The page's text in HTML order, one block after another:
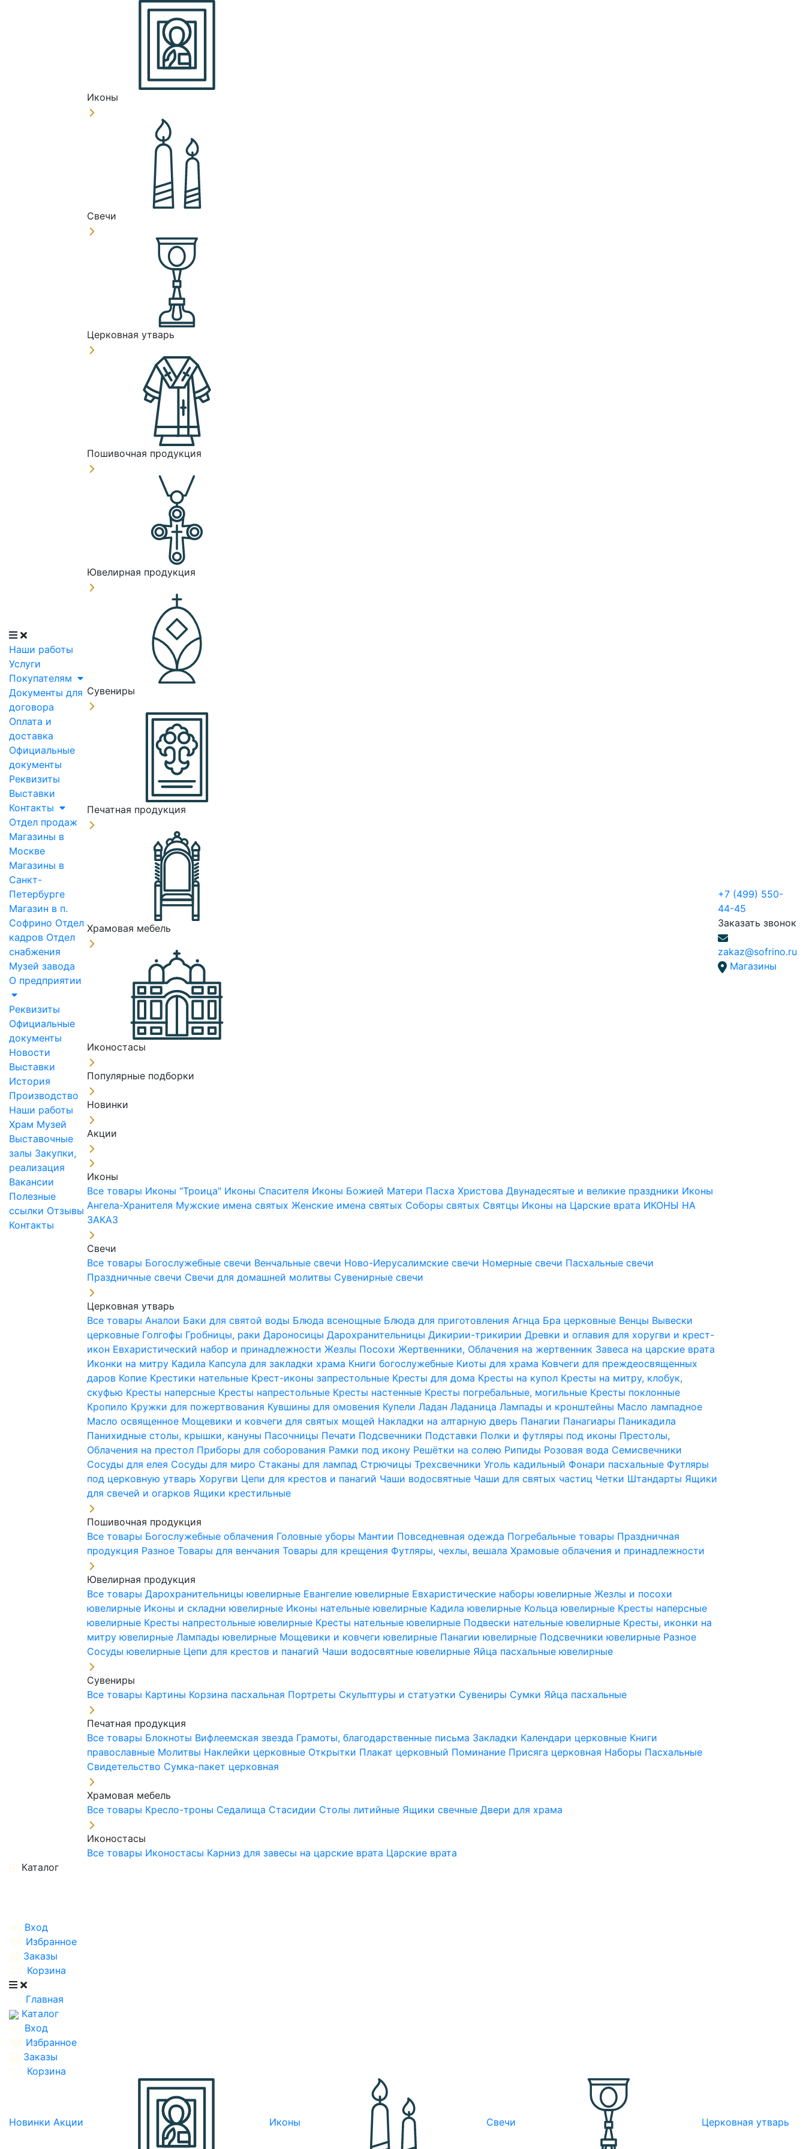
Наши работы
Услуги
Покупателям
Документы для
договора
Оплата и
доставка
Официальные
документы
Реквизиты
Выставки
Контакты
Отдел продаж
Магазины в
Москве
Магазины в
Санкт-
Петербурге
Магазин в п.
Софрино Отдел
кадров Отдел
снабжения
Музей завода
О предприятии
Реквизиты
Официальные
документы
Новости
Выставки
История
Производство
Наши работы
Храм Музей
Выставочные
залы Закупки,
реализация
Вакансии
Полезные
ссылки Отзывы
Контакты
Иконы
Свечи
Церковная утварь
Пошивочная продукция
Ювелирная продукция
Сувениры
Печатная продукция
Храмовая мебель
Иконостасы
Популярные подборки
Новинки
Акции
Иконы
Все товары Иконы "Троица" Иконы Спасителя Иконы Божией Матери Пасха ХристоваДвунадесятые и великие праздники Иконы
Ангела-Хранителя Мужские имена святыхЖенские имена святых Соборы святых Святцы Иконы на Царские врата ИКОНЫ НА
ЗАКАЗ
Свечи
Все товары Богослужебные свечи Венчальные свечи Ново-Иерусалимские свечи Номерные свечи Пасхальные свечи
Праздничные свечи Свечи для домашней молитвы Сувенирные свечи
Церковная утварь
Все товарыАналои Баки для святой воды Блюда всенощные Блюда для приготовления Агнца Бра церковные Венцы Вывески
церковные Голгофы Гробницы, ракиДароносицыДарохранительницыДикирии-трикирииДревки и оглавия для хоругви и крест-
икон Евхаристический набор и принадлежностиЖезлы ПосохиЖертвенники, Облачения на жертвенник Завеса на царские врата
Иконки на митру Кадила Капсула для закладки храма Книги богослужебные Киоты для храма Ковчеги для преждеосвященных
даров Копие Крестики нательные Крест-иконы запрестольные Кресты для дома Кресты на купол Кресты на митру, клобук,
скуфью Кресты наперсные Кресты напрестольные Кресты настенные Кресты погребальные, могильные Кресты поклонные
Кропило Кружки для пожертвования Кувшины для омовения КупелиЛаданЛаданицаЛампады и кронштейны Масло лампадное
Масло освященное Мощевики и ковчеги для святых мощей Накладки на алтарную дверь Панагии Панагиары Паникадила
Панихидные столы, крышки, кануны Пасочницы Печати Подсвечники Подставки Полки и футляры под иконы Престолы,
Облачения на престол Приборы для соборования Рамки под икону Решётки на солею Рипиды Розовая вода Семисвечники
Сосуды для елея Сосуды для миро Стаканы для лампад СтрючицыТрехсвечникиУголь кадильный Фонари пасхальные Футляры
под церковную утварьХоругви Цепи для крестов и панагий Чаши водосвятные Чаши для святых частиц Четки Штандарты Ящики
для свечей и огарков Ящики крестильные
Пошивочная продукция
Все товары Богослужебные облачения Головные уборы Мантии Повседневная одежда Погребальные товары Праздничная
продукция РазноеТовары для венчанияТовары для крещения Футляры, чехлы, вешалаХрамовые облачения и принадлежности
Ювелирная продукция
Все товарыДарохранительницы ювелирные Евангелие ювелирные Евхаристические наборы ювелирныеЖезлы и посохи
ювелирные Иконы и складни ювелирные Иконы нательные ювелирные Кадила ювелирные Кольца ювелирные Кресты наперсные
ювелирные Кресты напрестольные ювелирные Кресты нательные ювелирные Подвески нательные ювелирные Кресты, иконки на
митру ювелирныеЛампады ювелирные Мощевики и ковчеги ювелирные Панагии ювелирные Подсвечники ювелирные Разное
Сосуды ювелирные Цепи для крестов и панагий Чаши водосвятные ювелирные Яйца пасхальные ювелирные
Сувениры
Все товары Картины Корзина пасхальная Портреты Скульптуры и статуэтки Сувениры Сумки Яйца пасхальные
Печатная продукция
Все товары Блокноты Вифлеемская звезда Грамоты, благодарственные письма Закладки Календари церковные Книги
православные Молитвы Наклейки церковные Открытки Плакат церковный Поминание Присяга церковная Наборы Пасхальные
Свидетельство Сумка-пакет церковная
Храмовая мебель
Все товары Кресло-троны Седалища Стасидии Столы литийные Ящики свечныеДвери для храма
Иконостасы
Все товары Иконостасы Карниз для завесы на царские врата Царские врата
+7 (499) 550-
44-45
Заказать звонок
zakaz@sofrino.ru
Магазины
Каталог
Вход
Избранное
Заказы
Корзина
Главная
Каталог
Вход
Избранное
Заказы
Корзина
Новинки Акции Иконы Свечи Церковная утварь